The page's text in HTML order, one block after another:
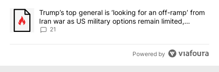
A trending article titled "Trump’s top general is ‘looking for an
Trump’s top general is ‘looking for an off-ramp’ from
Iran war as US military options remain limited,
sources say
21
Powered by